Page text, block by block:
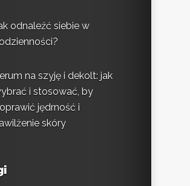
odnaleźć siebie w
na szyję i dekolt: jak
i stosować, by
jędrność i
skóry